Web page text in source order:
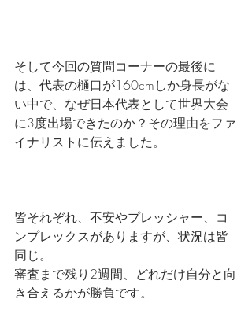
そして今回の質問コーナーの最後に
は、代表の樋口が160cmしか身長がな
い中で、なぜ日本代表として世界大会
に3度出場できたのか？その理由をファ
イナリストに伝えました。
皆それぞれ、不安やプレッシャー、コ
ンプレックスがありますが、状況は皆
同じ。
審査まで残り2週間、どれだけ自分と向
き合えるかが勝負です。